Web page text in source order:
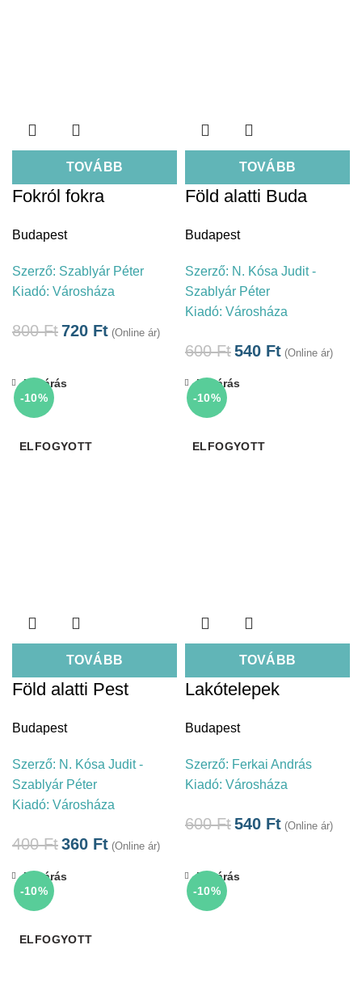
TOVÁBB
Fokról fokra
Budapest
Szerző: Szablyár Péter
Kiadó: Városháza
800Ft720 Ft (Online ár)
TOVÁBB
Föld alatti Buda
Budapest
Szerző: N. Kósa Judit -
Szablyár Péter
Kiadó: Városháza
600Ft540 Ft (Online ár)
-10%
ELFOGYOTT
TOVÁBB
Bezárás
Föld alatti Pest
Budapest
Szerző: N. Kósa Judit -
Szablyár Péter
Kiadó: Városháza
400Ft360 Ft (Online ár)
-10%
ELFOGYOTT
TOVÁBB
Bezárás
Lakótelepek
Budapest
Szerző: Ferkai András
Kiadó: Városháza
600Ft540 Ft (Online ár)
-10%
ELFOGYOTT
Bezárás
-10%
Bezárás